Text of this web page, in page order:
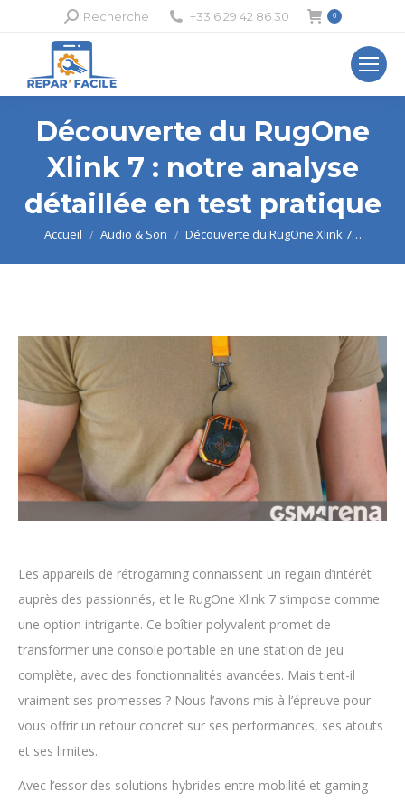
Recherche
Recherche +33 6 29 42 86 30 0
Découverte du RugOne
Xlink 7 : notre analyse
détaillée en test pratique
Vous êtes ici :
Accueil Audio & Son Découverte du RugOne Xlink 7…
Les appareils de rétrogaming connaissent un regain d’intérêt
auprès des passionnés, et le RugOne Xlink 7 s’impose comme
une option intrigante. Ce boîtier polyvalent promet de
transformer une console portable en une station de jeu
complète, avec des fonctionnalités avancées. Mais tient-il
vraiment ses promesses ? Nous l’avons mis à l’épreuve pour
vous offrir un retour concret sur ses performances, ses atouts
et ses limites.
Avec l’essor des solutions hybrides entre mobilité et gaming